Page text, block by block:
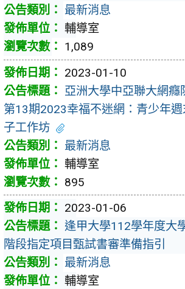
最新消息
輔導室
1,089
2023-01-10
亞洲大學中亞聯大網癮
第13期2023幸福不迷網：青少年
子工作坊
最新消息
輔導室
895
2023-01-06
逢甲大學112學年度大
階段指定項目甄試書審準備指引
最新消息
輔導室